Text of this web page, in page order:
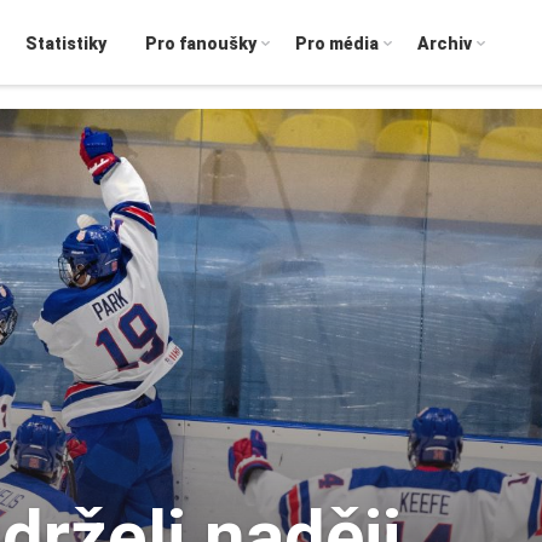
Statistiky Pro fanoušky Pro média Archiv